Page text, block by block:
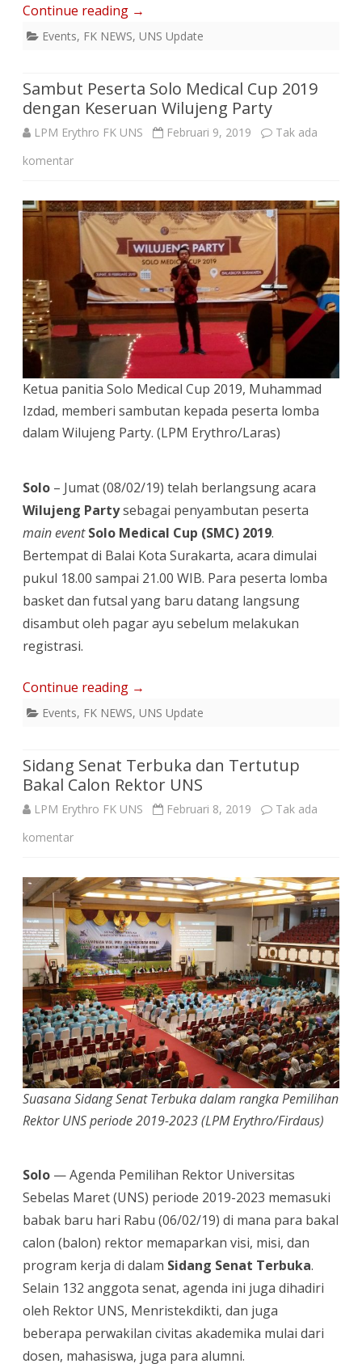
Continue reading →
Events, FK NEWS, UNS Update
Sambut Peserta Solo Medical Cup 2019
dengan Keseruan Wilujeng Party
LPM Erythro FK UNS Februari 9, 2019
Tak ada
komentarpada
Peserta
Solo
Medical
Cup
2019
dengan
Keseruan
Wilujeng
Party
Ketua panitia Solo Medical Cup 2019, Muhammad
Izdad, memberi sambutan kepada peserta lomba
dalam Wilujeng Party. (LPM Erythro/Laras)
Solo – Jumat (08/02/19) telah berlangsung acara
Wilujeng Partysebagai penyambutan peserta
main event Solo Medical Cup (SMC) 2019.
Bertempat di Balai Kota Surakarta, acara dimulai
pukul 18.00 sampai 21.00 WIB. Para peserta lomba
basket dan futsal yang baru datang langsung
disambut oleh pagar ayu sebelum melakukan
registrasi.
Continue reading →
Events, FK NEWS, UNS Update
Sidang Senat Terbuka dan Tertutup
Bakal Calon Rektor UNS
LPM Erythro FK UNS Februari 8, 2019
Tak ada
komentarpada
Senat
Terbuka
dan
Tertutup
Bakal
Calon
Rektor
UNS
Suasana Sidang Senat Terbuka dalam rangka Pemilihan
Rektor UNS periode 2019-2023 (LPM Erythro/Firdaus)
Solo — Agenda Pemilihan Rektor Universitas
Sebelas Maret (UNS) periode 2019-2023 memasuki
babak baru hari Rabu (06/02/19) di mana para bakal
calon (balon) rektor memaparkan visi, misi, dan
program kerja di dalam Sidang Senat Terbuka.
Selain 132 anggota senat, agenda ini juga dihadiri
oleh Rektor UNS, Menristekdikti, dan juga
beberapa perwakilan civitas akademika mulai dari
dosen, mahasiswa, juga para alumni.